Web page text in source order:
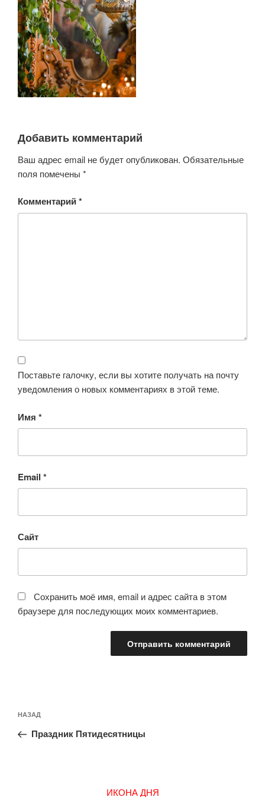
Добавить комментарий
Ваш адрес email не будет опубликован. Обязательные
поля помечены *
Комментарий*
Поставьте галочку, если вы хотите получать на почту
уведомления о новых комментариях в этой теме.
Имя *
Email *
Сайт
Сохранить моё имя, email и адрес сайта в этом
браузере для последующих моих комментариев.
по
записям
Предыдущая
запись:
НАЗАД
Праздник Пятидесятницы
ИКОНА ДНЯ